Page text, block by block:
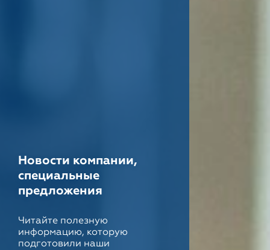
Новости компании,
специальные
предложения
Читайте полезную
информацию, которую
подготовили наши